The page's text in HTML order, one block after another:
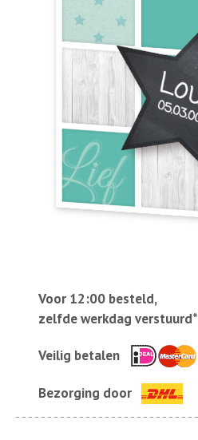
Voor 12:00 besteld,
zelfde werkdag verstuurd*
Veilig betalen
Bezorging door